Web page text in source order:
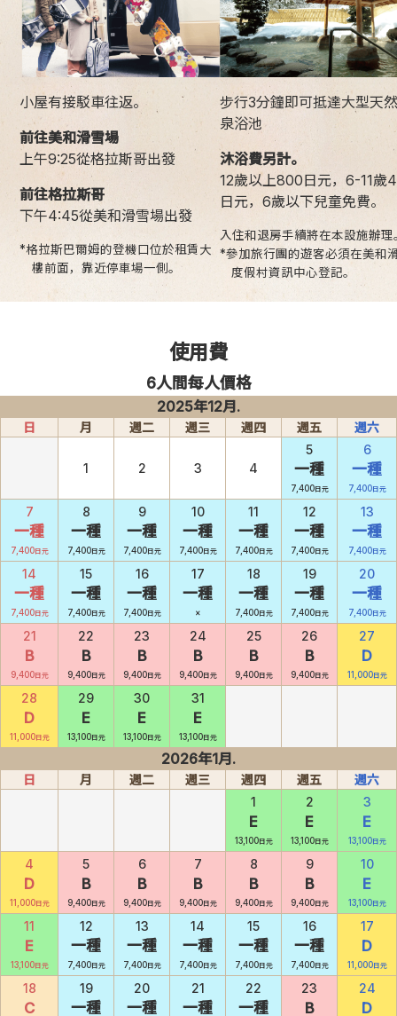
小屋有接駁車往返。
前往美和滑雪場
上午9:25從格拉斯哥出發
前往格拉斯哥
下午4:45從美和滑雪場出發
*格拉斯巴爾姆的登機口位於租賃大
樓前面，靠近停車場一側。
步行3分鐘即可抵達大型天
泉浴池
沐浴費另計。
12歲以上800日元，6-11歲
日元，6歲以下兒童免費。
入住和退房手續將在本設施辦理
*參加旅行團的遊客必須在美和
度假村資訊中心登記。
使用費
6人間每人價格
2025年12月.
日 月 週二 週三 週四 週五 週六
1 2 3 4
5
一種
7,400日元
6
一種
7,400日元
7
一種
7,400日元
8
一種
7,400日元
9
一種
7,400日元
10
一種
7,400日元
11
一種
7,400日元
12
一種
7,400日元
13
一種
7,400日元
14
一種
7,400日元
15
一種
7,400日元
16
一種
7,400日元
17
一種
×
18
一種
7,400日元
19
一種
7,400日元
20
一種
7,400日元
21
B
9,400日元
22
B
9,400日元
23
B
9,400日元
24
B
9,400日元
25
B
9,400日元
26
B
9,400日元
27
D
11,000日元
28
D
11,000日元
29
E
13,100日元
30
E
13,100日元
31
E
13,100日元
2026年1月.
日 月 週二 週三 週四 週五
週六
1
E
13,100日元
2
E
13,100日元
3
E
13,100日元
4
D
11,000日元
5
B
9,400日元
6
B
9,400日元
7
B
9,400日元
8
B
9,400日元
9
B
9,400日元
10
E
13,100日元
11
E
13,100日元
12
一種
7,400日元
13
一種
7,400日元
14
一種
7,400日元
15
一種
7,400日元
16
一種
7,400日元
17
D
11,000日元
18
C
19
一種
20
一種
21
一種
22
一種
23
B
24
D